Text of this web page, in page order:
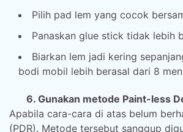
Pilih pad lem yang cocok
Panaskan glue stick tidak lebih
Biarkan lem jadi kering
bodi mobil lebih berasal dari 8
6. Gunakan metode Paint-less
Apabila cara-cara di atas belum
(PDR). Metode tersebut sanggup